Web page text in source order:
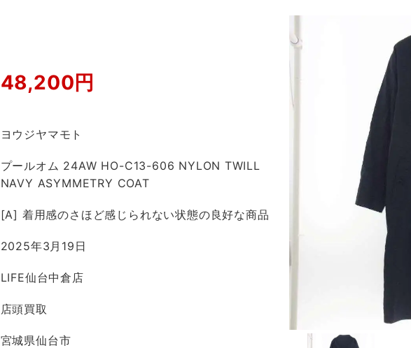
48,200円
ヨウジヤマモト
プールオム 24AW HO-C13-606 NYLON TWILL
NAVY ASYMMETRY COAT
[A] 着用感のさほど感じられない状態の良好な商品
2025年3月19日
LIFE仙台中倉店
店頭買取
宮城県仙台市